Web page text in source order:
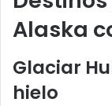
Alaska
Glaciar
hielo